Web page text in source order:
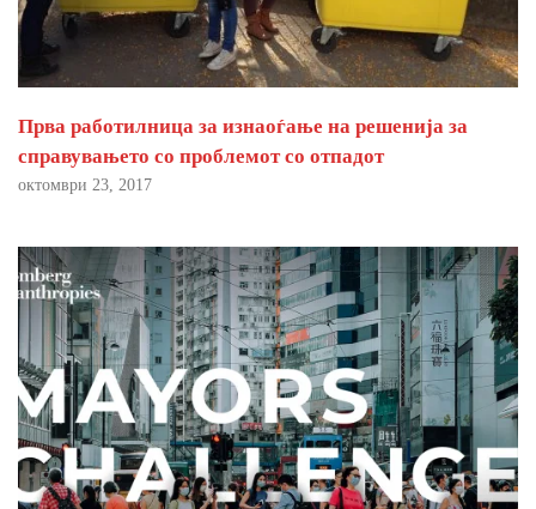
Прва работилница за изнаоѓање на решенија за
справувањето со проблемот со отпадот
октомври 23, 2017